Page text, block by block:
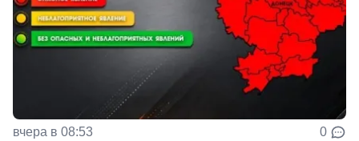
вчера в 08:53 0